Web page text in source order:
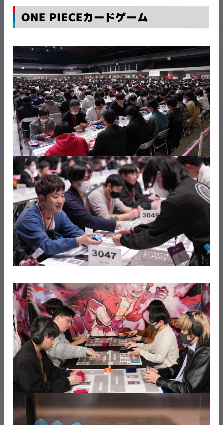
ONE PIECEカードゲーム